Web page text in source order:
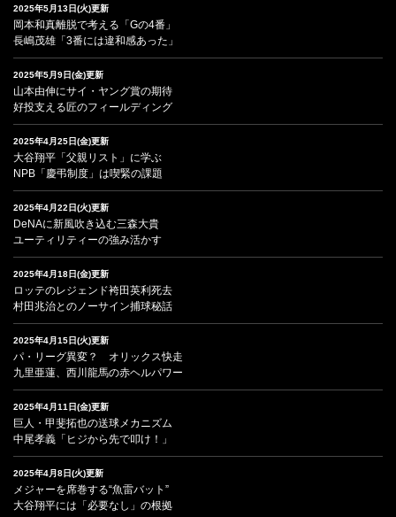
2025年5月13日(火)更新
岡本和真離脱で考える「Gの4番」
長嶋茂雄「3番には違和感あった」
2025年5月9日(金)更新
山本由伸にサイ・ヤング賞の期待
好投支える匠のフィールディング
2025年4月25日(金)更新
大谷翔平「父親リスト」に学ぶ
NPB「慶弔制度」は喫緊の課題
2025年4月22日(火)更新
DeNAに新風吹き込む三森大貴
ユーティリティーの強み活かす
2025年4月18日(金)更新
ロッテのレジェンド袴田英利死去
村田兆治とのノーサイン捕球秘話
2025年4月15日(火)更新
パ・リーグ異変？ オリックス快走
九里亜蓮、西川龍馬の赤ヘルパワー
2025年4月11日(金)更新
巨人・甲斐拓也の送球メカニズム
中尾孝義「ヒジから先で叩け！」
2025年4月8日(火)更新
メジャーを席巻する“魚雷バット”
大谷翔平には「必要なし」の根拠